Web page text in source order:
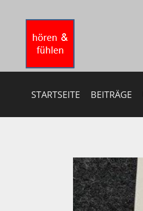
springen
STARTSEITE BEITRÄGE